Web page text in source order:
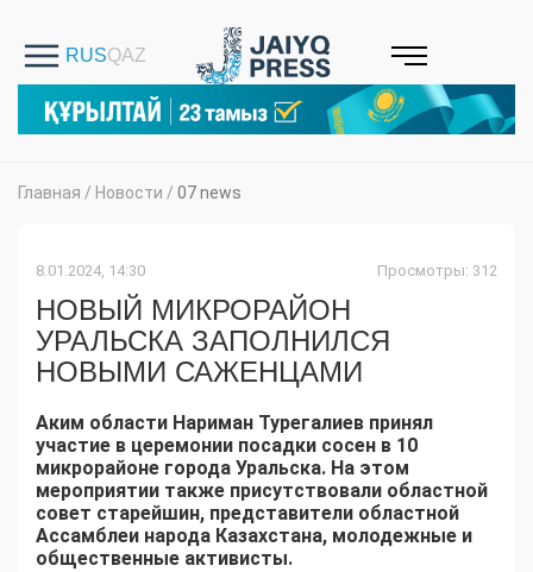
Главная / Новости / 07 news
8.01.2024, 14:30 Просмотры: 312
НОВЫЙ МИКРОРАЙОН
УРАЛЬСКА ЗАПОЛНИЛСЯ
НОВЫМИ САЖЕНЦАМИ
Аким области Нариман Турегалиев принял
участие в церемонии посадки сосен в 10
микрорайоне города Уральска. На этом
мероприятии также присутствовали областной
совет старейшин, представители областной
Ассамблеи народа Казахстана, молодежные и
общественные активисты.